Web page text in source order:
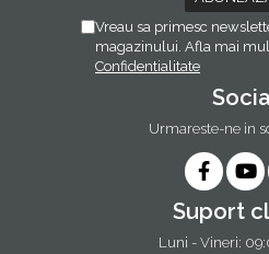
Vreau sa primesc
magazinului. Afla mai
Confidentialitate
Urmareste-ne in
Suport
Luni - Vineri: